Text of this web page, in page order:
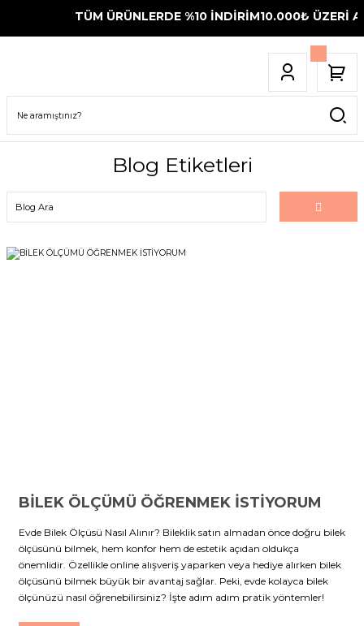
TÜM ÜRÜNLERDE %10 İNDİRİM10.000₺ ÜZERİ
Blog Etiketleri
BİLEK ÖLÇÜMÜ ÖĞRENMEK İSTİYORUM
Evde Bilek Ölçüsü Nasıl Alınır? Bileklik satın almadan önce doğru bilek
ölçüsünü bilmek, hem konfor hem de estetik açıdan oldukça
önemlidir. Özellikle online alışveriş yaparken veya hediye alırken bilek
ölçüsünü bilmek büyük bir avantaj sağlar. Peki, evde kolayca bilek
ölçünüzü nasıl öğrenebilirsiniz? İşte adım adım pratik yöntemler!